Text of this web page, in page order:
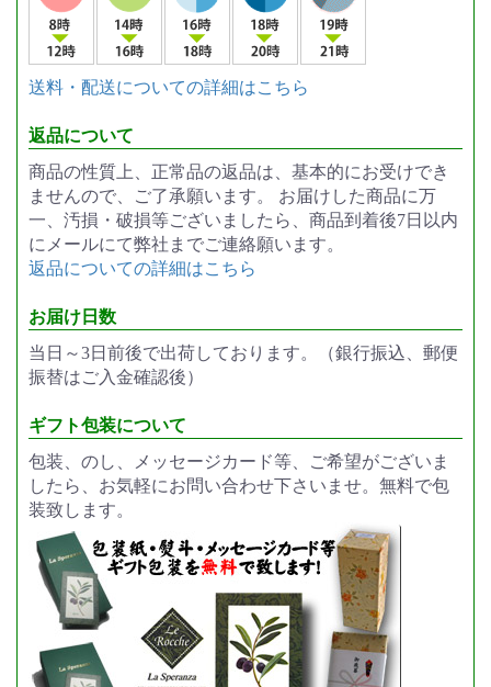
送料・配送についての詳細はこちら
返品について
商品の性質上、正常品の返品は、基本的にお受けでき
ませんので、ご了承願います。 お届けした商品に万
一、汚損・破損等ございましたら、商品到着後7日以内
にメールにて弊社までご連絡願います。
返品についての詳細はこちら
お届け日数
当日～3日前後で出荷しております。（銀行振込、郵便
振替はご入金確認後）
ギフト包装について
包装、のし、メッセージカード等、ご希望がございま
したら、お気軽にお問い合わせ下さいませ。無料で包
装致します。